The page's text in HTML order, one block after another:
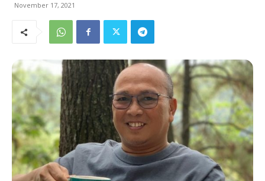
November 17, 2021